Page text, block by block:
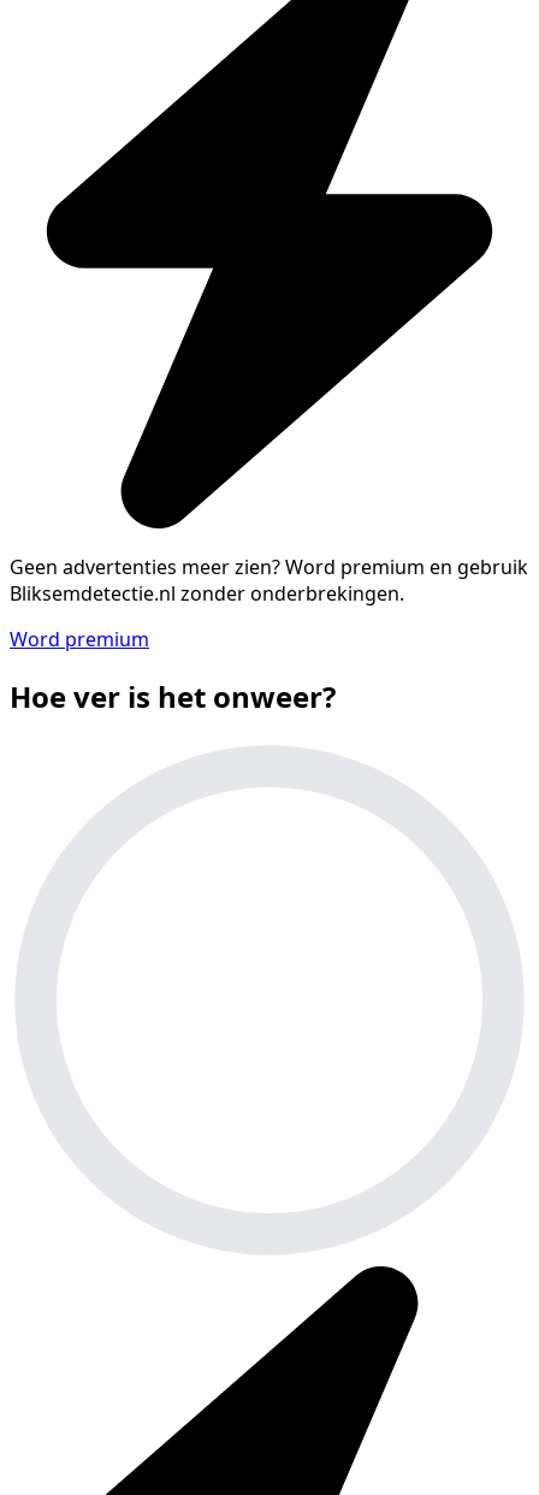
Geen advertenties meer zien?Word premium en gebruik
Bliksemdetectie.nl zonder onderbrekingen.
Word premium
Hoe ver is het onweer?